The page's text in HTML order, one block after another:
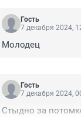
Гость
7 декабря 2024,
Молодец
Гость
7 декабря 2024,
Стыдно за